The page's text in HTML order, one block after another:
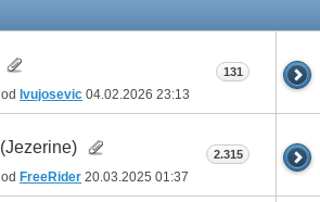
lvujosevic 04.02.2026 23:13
131
FreeRider 20.03.2025 01:37
2.315